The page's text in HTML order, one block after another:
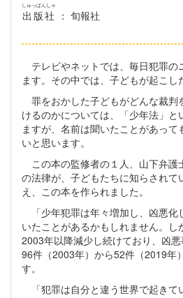
出版社
しゅっぱんしゃ
： 旬報社
テレビやネットでは、毎日犯罪の
ます。その中では、子どもが起こし
罪をおかした子どもがどんな裁判
けるのかについては、「少年法」
ますが、名前は聞いたことがあっ
いと思います。
この本の監修者の１人、山下弁護
の法律が、子どもたちに知らされて
え、この本を作られました。
「少年犯罪は年々増加し、凶悪化
いたことがあるかもしれません。し
2003年以降減少し続けており、凶
96件（2003年）から52件（2019年
す。
「犯罪は自分と違う世界で起きて